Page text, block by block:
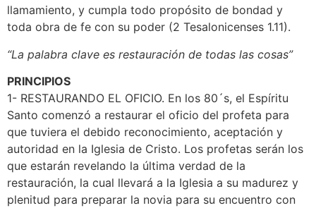
llamamiento, y cumpla todo propósito de bondad y
toda obra de fe con su poder (2 Tesalonicenses 1.11).
“La palabra clave es restauración de todas las cosas”
PRINCIPIOS
1- RESTAURANDO EL OFICIO. En los 80´s, el Espíritu
Santo comenzó a restaurar el oficio del profeta para
que tuviera el debido reconocimiento, aceptación y
autoridad en la Iglesia de Cristo. Los profetas serán los
que estarán revelando la última verdad de la
restauración, la cual llevará a la Iglesia a su madurez y
plenitud para preparar la novia para su encuentro con